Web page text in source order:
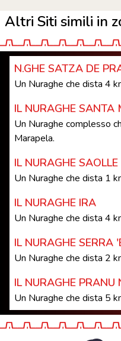
Altri Siti simili in
N.GHE SATZA DE
Un Nuraghe che dista 4
IL NURAGHE SANTA
Un Nuraghe complesso
Marapela.
IL NURAGHE SAOLLE
Un Nuraghe che dista 1
IL NURAGHE IRA
Un Nuraghe che dista 4
IL NURAGHE SERRA
Un Nuraghe che dista 2
IL NURAGHE PRANU
Un Nuraghe che dista 5